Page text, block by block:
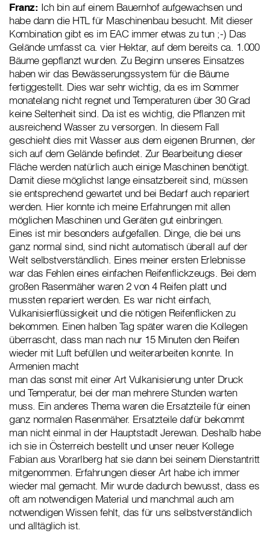
Franz: Ich bin auf einem Bauernhof aufgewachsen und
habe dann die HTL für Maschinenbau besucht. Mit dieser
Kombination gibt es im EAC immer etwas zu tun ;-) Das
Gelände umfasst ca. vier Hektar, auf dem bereits ca. 1.000
Bäume gepflanzt wurden. Zu Beginn unseres Einsatzes
haben wir das Bewässerungssystem für die Bäume
fertiggestellt. Dies war sehr wichtig, da es im Sommer
monatelang nicht regnet und Temperaturen über 30 Grad
keine Seltenheit sind. Da ist es wichtig, die Pflanzen mit
ausreichend Wasser zu versorgen. In diesem Fall
geschieht dies mit Wasser aus dem eigenen Brunnen, der
sich auf dem Gelände befindet. Zur Bearbeitung dieser
Fläche werden natürlich auch einige Maschinen benötigt.
Damit diese möglichst lange einsatzbereit sind, müssen
sie entsprechend gewartet und bei Bedarf auch repariert
werden. Hier konnte ich meine Erfahrungen mit allen
möglichen Maschinen und Geräten gut einbringen.
Eines ist mir besonders aufgefallen. Dinge, die bei uns
ganz normal sind, sind nicht automatisch überall auf der
Welt selbstverständlich. Eines meiner ersten Erlebnisse
war das Fehlen eines einfachen Reifenflickzeugs. Bei dem
großen Rasenmäher waren 2 von 4 Reifen platt und
mussten repariert werden. Es war nicht einfach,
Vulkanisierflüssigkeit und die nötigen Reifenflicken zu
bekommen. Einen halben Tag später waren die Kollegen
überrascht, dass man nach nur 15 Minuten den Reifen
wieder mit Luft befüllen und weiterarbeiten konnte. In
Armenien macht
man das sonst mit einer Art Vulkanisierung unter Druck
und Temperatur, bei der man mehrere Stunden warten
muss. Ein anderes Thema waren die Ersatzteile für einen
ganz normalen Rasenmäher. Ersatzteile dafür bekommt
man nicht einmal in der Hauptstadt Jerewan. Deshalb habe
ich sie in Österreich bestellt und unser neuer Kollege
Fabian aus Vorarlberg hat sie dann bei seinem Dienstantritt
mitgenommen. Erfahrungen dieser Art habe ich immer
wieder mal gemacht. Mir wurde dadurch bewusst, dass es
oft am notwendigen Material und manchmal auch am
notwendigen Wissen fehlt, das für uns selbstverständlich
und alltäglich ist.